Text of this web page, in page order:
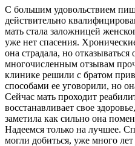
С большим удовольствием
действительно
мать стала заложницей
уже нет спасения.
она страдала, но
многочисленным отзывам
клинике решили с братом
способами ее уговорили, но
Сейчас мать проходит
восстанавливает свое
заметила как сильно она
Надеемся только на лучшее.
могли добиться, уже много лет